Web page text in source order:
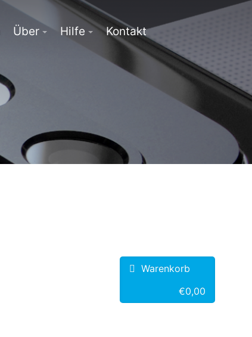
Über Hilfe
Kontakt
Warenkorb
€0,00